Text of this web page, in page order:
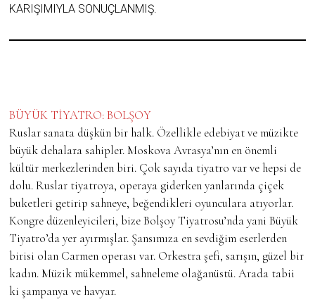
KARIŞIMIYLA SONUÇLANMIŞ.
BÜYÜK TİYATRO: BOLŞOY
Ruslar sanata düşkün bir halk. Özellikle edebiyat ve müzikte
büyük dehalara sahipler. Moskova Avrasya’nın en önemli
kültür merkezlerinden biri. Çok sayıda tiyatro var ve hepsi de
dolu. Ruslar tiyatroya, operaya giderken yanlarında çiçek
buketleri getirip sahneye, beğendikleri oyunculara atıyorlar.
Kongre düzenleyicileri, bize Bolşoy Tiyatrosu’nda yani Büyük
Tiyatro’da yer ayırmışlar. Şansımıza en sevdiğim eserlerden
birisi olan Carmen operası var. Orkestra şefi, sarışın, güzel bir
kadın. Müzik mükemmel, sahneleme olağanüstü. Arada tabii
ki şampanya ve havyar.